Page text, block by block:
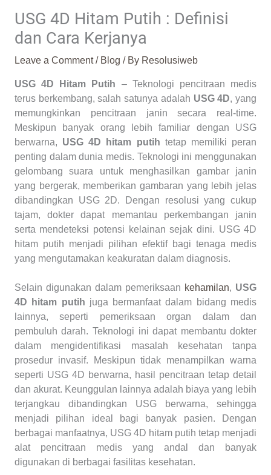
USG 4D Hitam Putih : Definisi
dan Cara Kerjanya
Leave a Comment / Blog / By Resolusiweb
USG 4D Hitam Putih – Teknologi pencitraan medis
terus berkembang, salah satunya adalah USG 4D, yang
memungkinkan pencitraan janin secara real-time.
Meskipun banyak orang lebih familiar dengan USG
berwarna, USG 4D hitam putih tetap memiliki peran
penting dalam dunia medis. Teknologi ini menggunakan
gelombang suara untuk menghasilkan gambar janin
yang bergerak, memberikan gambaran yang lebih jelas
dibandingkan USG 2D. Dengan resolusi yang cukup
tajam, dokter dapat memantau perkembangan janin
serta mendeteksi potensi kelainan sejak dini. USG 4D
hitam putih menjadi pilihan efektif bagi tenaga medis
yang mengutamakan keakuratan dalam diagnosis.
Selain digunakan dalam pemeriksaan kehamilan, USG
4D hitam putih juga bermanfaat dalam bidang medis
lainnya, seperti pemeriksaan organ dalam dan
pembuluh darah. Teknologi ini dapat membantu dokter
dalam mengidentifikasi masalah kesehatan tanpa
prosedur invasif. Meskipun tidak menampilkan warna
seperti USG 4D berwarna, hasil pencitraan tetap detail
dan akurat. Keunggulan lainnya adalah biaya yang lebih
terjangkau dibandingkan USG berwarna, sehingga
menjadi pilihan ideal bagi banyak pasien. Dengan
berbagai manfaatnya, USG 4D hitam putih tetap menjadi
alat pencitraan medis yang andal dan banyak
digunakan di berbagai fasilitas kesehatan.